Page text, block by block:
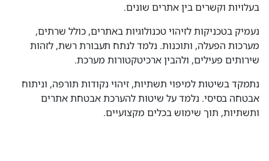
בעלויות וקשרים בין אתרים שונים.
נעמיק בטכניקות לזיהוי טכנולוגיות באתרים, כולל שרתים,
מערכות הפעלה, ותוכנות. נלמד לנתח תעבורת רשת, לזהות
שירותים פעילים, ולהבין ארכיטקטורות מערכת.
נתמקד בשיטות למיפוי תשתיות, זיהוי נקודות תורפה, וניתוח
אבטחה בסיסי. נלמד על שיטות להערכת אבטחת אתרים
ותשתיות, תוך שימוש בכלים מקצועיים.